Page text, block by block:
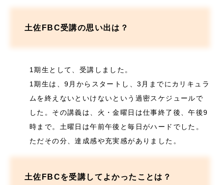
土佐FBC受講の思い出は？
1期生として、受講しました。
1期生は、9月からスタートし、3月までにカリキュラ
ムを終えないといけないという過密スケジュールで
した。その講義は、火・金曜日は仕事終了後、午後9
時まで。土曜日は午前午後と毎日がハードでした。
ただその分、達成感や充実感がありました。
土佐FBCを受講してよかったことは？